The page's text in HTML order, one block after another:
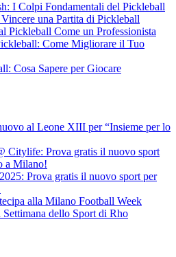
I Colpi Fondamentali del Pickleball
una Partita di Pickleball
Pickleball Come un Professionista
Come Migliorare il Tuo
Cosa Sapere per Giocare
al Leone XIII per “Insieme per lo
Citylife: Prova gratis il nuovo sport
a Milano!
Prova gratis il nuovo sport per
alla Milano Football Week
dello Sport di Rho